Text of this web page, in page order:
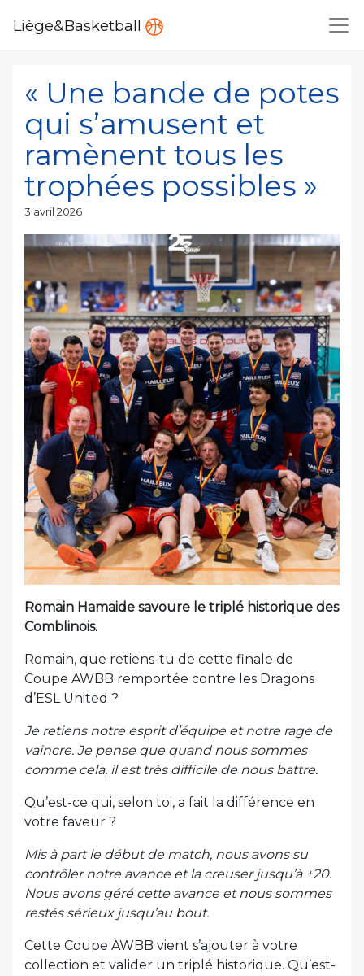
Liège&Basketball
« Une bande de potes
qui s’amusent et
ramènent tous les
trophées possibles »
Publié
3 avril 2026
Romain Hamaide savoure le triplé historique des
Comblinois.
Romain, que retiens-tu de cette finale de
Coupe AWBB remportée contre les Dragons
d’ESL United ?
Je retiens notre esprit d’équipe et notre rage de
vaincre. Je pense que quand nous sommes
comme cela, il est très difficile de nous battre.
Qu’est-ce qui, selon toi, a fait la différence en
votre faveur ?
Mis à part le début de match, nous avons su
contrôler notre avance et la creuser jusqu’à +20.
Nous avons géré cette avance et nous sommes
restés sérieux jusqu’au bout.
Cette Coupe AWBB vient s’ajouter à votre
collection et valider un triplé historique. Qu’est-